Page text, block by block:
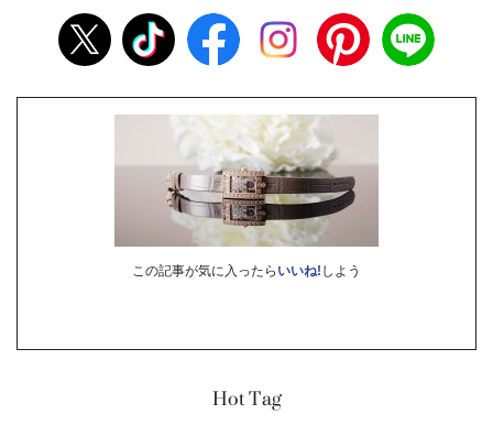
この記事が気に入ったら いいね! しよう
Hot Tag